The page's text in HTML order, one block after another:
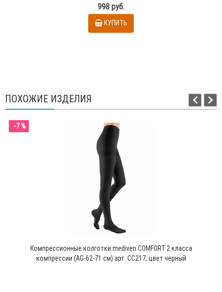
998 руб.
КУПИТЬ
ПОХОЖИЕ ИЗДЕЛИЯ
-7 %
Компрессионные колготки mediven COMFORT 2 класса
компрессии (AG-62-71 см) арт. CC217, цвет черный